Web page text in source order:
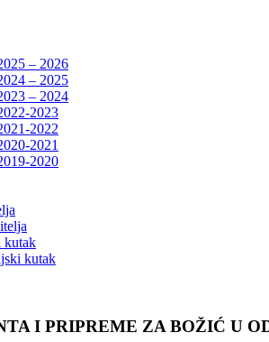
– 2026
– 2025
– 2024
2023
2022
2021
2020
kutak
kutak
I PRIPREME ZA BOŽIĆ U